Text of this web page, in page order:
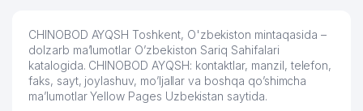
CHINOBOD AYQSH Toshkent, O'zbekiston mintaqasida –
dolzarb ma’lumotlar O’zbekiston Sariq Sahifalari
katalogida. CHINOBOD AYQSH: kontaktlar, manzil, telefon,
faks, sayt, joylashuv, mo’ljallar va boshqa qo’shimcha
ma’lumotlar Yellow Pages Uzbekistan saytida.